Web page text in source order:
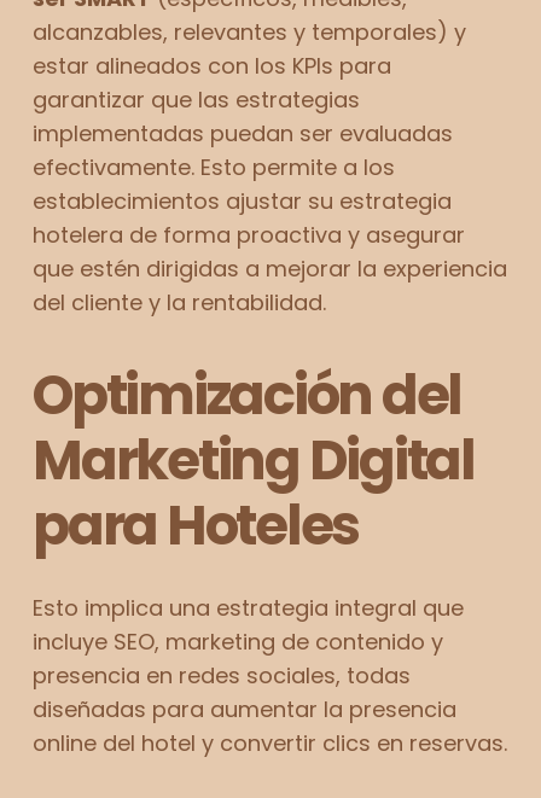
alcanzables, relevantes y temporales) y
estar alineados con los KPIs para
garantizar que las estrategias
implementadas puedan ser evaluadas
efectivamente. Esto permite a los
establecimientos ajustar su estrategia
hotelera de forma proactiva y asegurar
que estén dirigidas a mejorar la experiencia
del cliente y la rentabilidad.
Optimización del
Marketing Digital
para Hoteles
Esto implica una estrategia integral que
incluye SEO, marketing de contenido y
presencia en redes sociales, todas
diseñadas para aumentar la presencia
online del hotel y convertir clics en reservas.